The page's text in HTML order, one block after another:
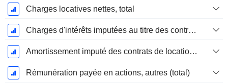
Charges locatives nettes, total
Charges d'intérêts imputées au titre des contrats de location
Amortissement imputé des contrats de location simple
Rémunération payée en actions, autres (total)